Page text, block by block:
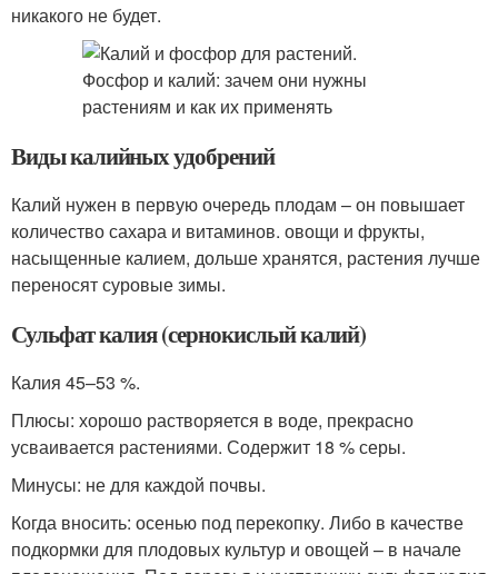
никакого не будет.
Виды калийных удобрений
Калий нужен в первую очередь плодам – он повышает
количество сахара и витаминов. овощи и фрукты,
насыщенные калием, дольше хранятся, растения лучше
переносят суровые зимы.
Сульфат калия (сернокислый калий)
Калия 45–53 %.
Плюсы: хорошо растворяется в воде, прекрасно
усваивается растениями. Содержит 18 % серы.
Минусы: не для каждой почвы.
Когда вносить: осенью под перекопку. Либо в качестве
подкормки для плодовых культур и овощей – в начале